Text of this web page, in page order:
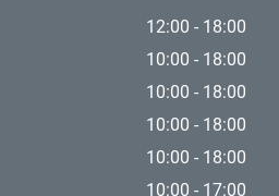
12:00 - 18:00
10:00 - 18:00
10:00 - 18:00
10:00 - 18:00
10:00 - 18:00
10:00 - 17:00